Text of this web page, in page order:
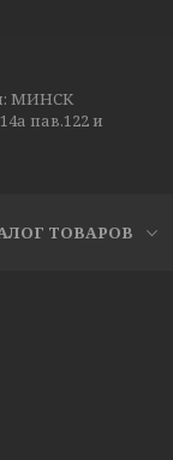
МИНСК
пав.122 и
ТОВАРОВ